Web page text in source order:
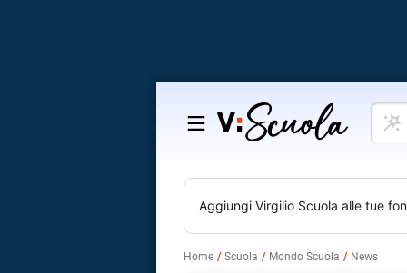
Salta
contenuto
Cosa
vuoi
Aggiungi Virgilio Scuola alle tue
Home Scuola Mondo Scuola News